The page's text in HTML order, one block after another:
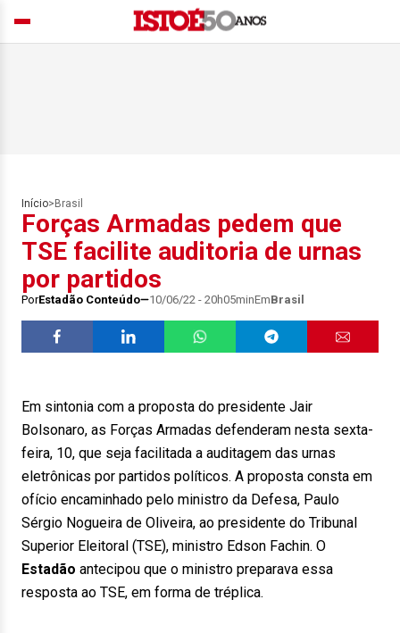
Início> Brasil
Forças Armadas pedem que
TSE facilite auditoria de urnas
por partidos
PorEstadão Conteúdo 10/06/22 - 20h05minEmBrasil
Em sintonia com a proposta do presidente Jair
Bolsonaro, as Forças Armadas defenderam nesta sexta-
feira, 10, que seja facilitada a auditagem das urnas
eletrônicas por partidos políticos. A proposta consta em
ofício encaminhado pelo ministro da Defesa, Paulo
Sérgio Nogueira de Oliveira, ao presidente do Tribunal
Superior Eleitoral (TSE), ministro Edson Fachin. O
Estadão antecipou que o ministro preparava essa
resposta ao TSE, em forma de tréplica.